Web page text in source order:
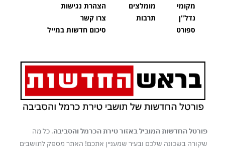
מקומי
נדל"ן
ספורט
מומלצים
תרבות
הצהרת נגישות
צרו קשר
סיכום חדשות במייל
פורטל החדשות המוביל באזור טירת הכרמל והסביבה. כל מה
שקורה בשכונה שלכם ובעיר שמעניין אתכם! האתר מספק לתושבים